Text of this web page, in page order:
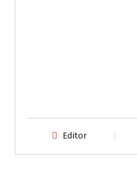
Editor